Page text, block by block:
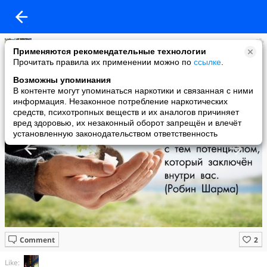
Применяются рекомендательные технологии
Прочитать правила их применении можно по ссылке
Возможны упоминания
В контенте могут упоминаться наркотики и связанная с ними
информация. Незаконное потребление наркотических
средств, психотропных веществ и их аналогов причиняет
вред здоровью, их незаконный оборот запрещён и влечёт
установленную законодательством ответственность
Натали
added a photo
24 May в 00:58
Comment
Like: